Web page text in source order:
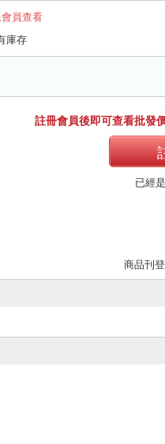
員查看
庫存
註冊會員後即可查看批發
已經
商品刊